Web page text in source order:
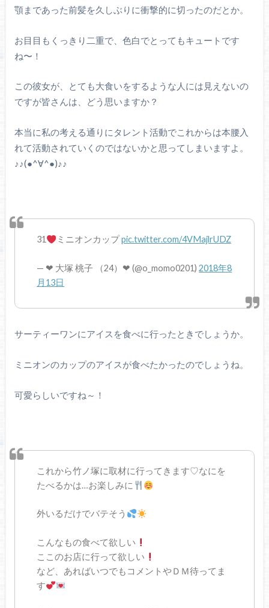
顎まであった前髪を久しぶりに衝撃的に切ったのだとか。
お目目もくっきり二重で、色白でとってもキュートです
ね〜！
この彼女が、とても大食いをするような人には見えないの
ですが皆さんは、どう思いますか？
本当に私の考える通りにタレント活動でこれからは本腰入
れて活動されていくのではないかと思ってしまいますよ。
♪♪(●^∀^●)♪♪
31 ミニオンカップpic.twitter.com/4VMajlrUDZ
— ❤︎ 大塚 桃子 （24）❤︎ (@o_momo0201)2018年8
月13日
サーティーワンにアイスを食べに行ったときでしょうか。
ミニオンのカップのアイスが食べたかったのでしょうね。
可愛らしいですね～！
これから竹ノ塚に取材に行ってきます♡なにを
たべるかは…お楽しみに
外いるだけでバテそう
こんなもの食べて欲しい
ここのお店に行って欲しい
など、あればいつでもコメントやＤＭ待ってま
す